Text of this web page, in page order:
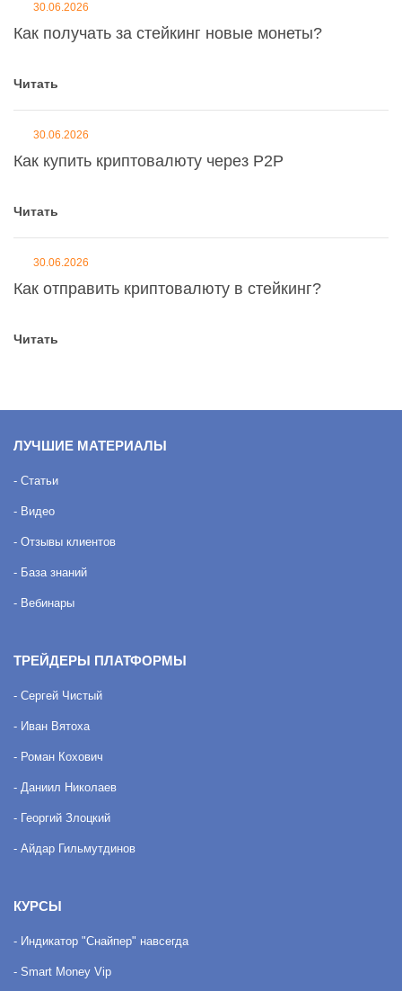
30.06.2026
Как получать за стейкинг новые монеты?
Читать
30.06.2026
Как купить криптовалюту через P2P
Читать
30.06.2026
Как отправить криптовалюту в стейкинг?
Читать
ЛУЧШИЕ МАТЕРИАЛЫ
- Статьи
- Видео
- Отзывы клиентов
- База знаний
- Вебинары
ТРЕЙДЕРЫ ПЛАТФОРМЫ
- Сергей Чистый
- Иван Вятоха
- Роман Кохович
- Даниил Николаев
- Георгий Злоцкий
- Айдар Гильмутдинов
КУРСЫ
- Индикатор "Снайпер" навсегда
- Smart Money Vip